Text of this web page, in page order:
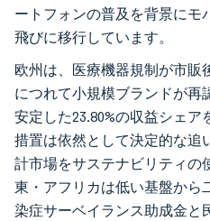
ートフォンの普及を背景にモ
飛びに移行しています。
欧州は、医療機器規制が市販
につれて小規模ブランドが再
安定した23.80%の収益シェ
措置は依然として決定的な追
計市場をサステナビリティの
東・アフリカは低い基盤から
染症サーベイランス助成金と